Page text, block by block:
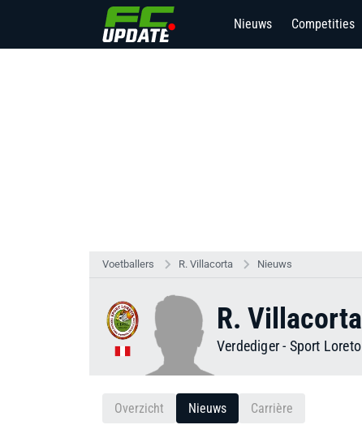
Nieuws Competities
Voetballers R. Villacorta Nieuws
R. Villacorta
Verdediger- Sport Loreto
Overzicht Nieuws Carrière